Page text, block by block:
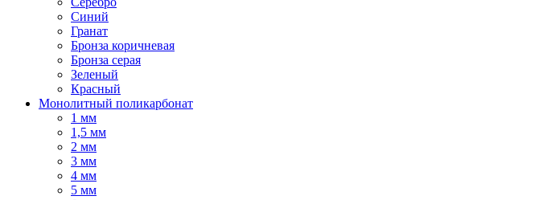
Синий
Гранат
Бронза коричневая
Бронза серая
Зеленый
Красный
Монолитный поликарбонат
1 мм
1,5 мм
2 мм
3 мм
4 мм
5 мм